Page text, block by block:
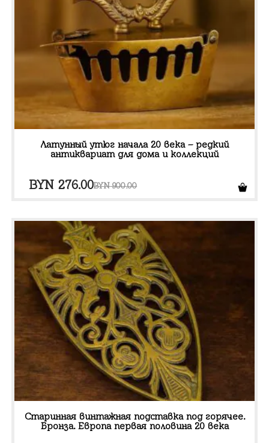
Латунный утюг начала 20 века – редкий
антиквариат для дома и коллекций
BYN900.00
Первоначальная
составляла
BYN 900.00.
BYN 276.00Текущая
BYN 276.00.
Старинная винтажная подставка под горячее.
Бронза. Европа первая половина 20 века